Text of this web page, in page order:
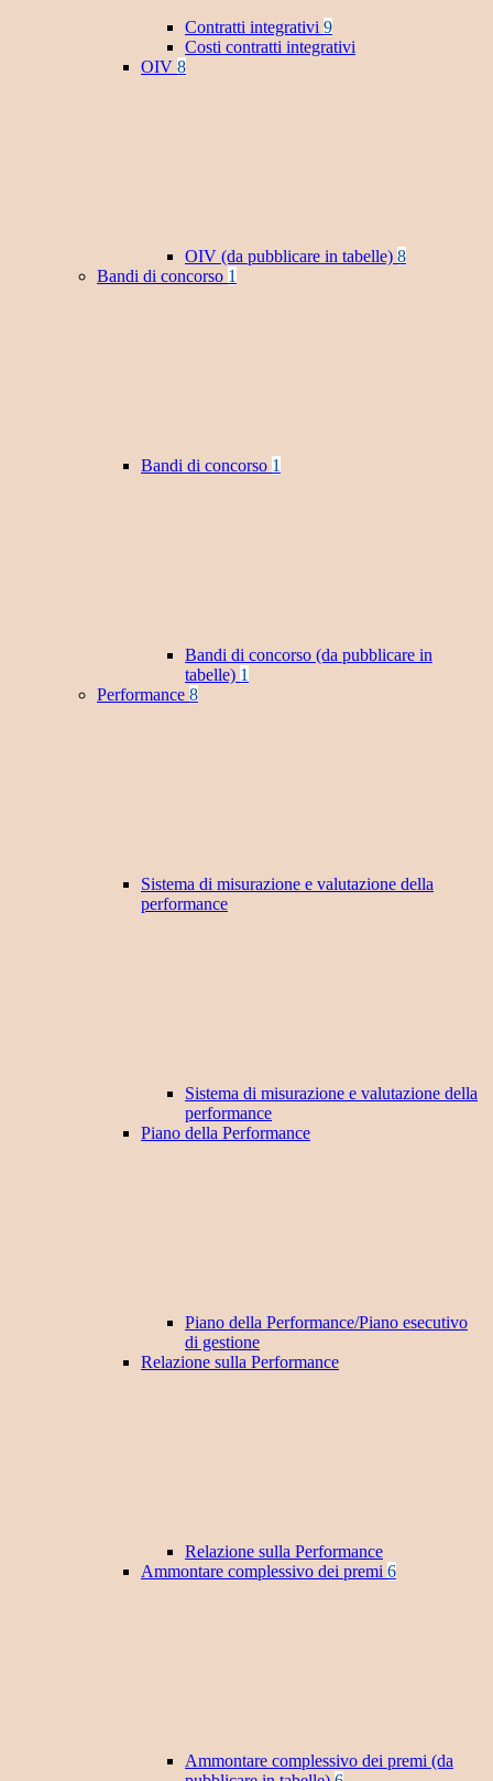
Contratti integrativi 9
Costi contratti integrativi
OIV 8
OIV (da pubblicare in tabelle) 8
Bandi di concorso 1
Bandi di concorso 1
Bandi di concorso (da pubblicare in
tabelle) 1
Performance 8
Sistema di misurazione e valutazione della
performance
Sistema di misurazione e valutazione della
performance
Piano della Performance
Piano della Performance/Piano esecutivo
di gestione
Relazione sulla Performance
Relazione sulla Performance
Ammontare complessivo dei premi 6
Ammontare complessivo dei premi (da